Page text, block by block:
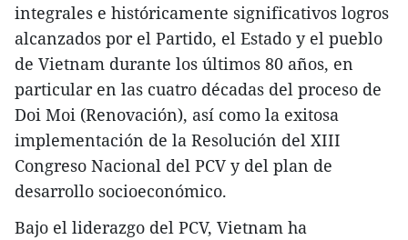
integrales e históricamente significativos logros
alcanzados por el Partido, el Estado y el pueblo
de Vietnam durante los últimos 80 años, en
particular en las cuatro décadas del proceso de
Doi Moi (Renovación), así como la exitosa
implementación de la Resolución del XIII
Congreso Nacional del PCV y del plan de
desarrollo socioeconómico.
Bajo el liderazgo del PCV, Vietnam ha